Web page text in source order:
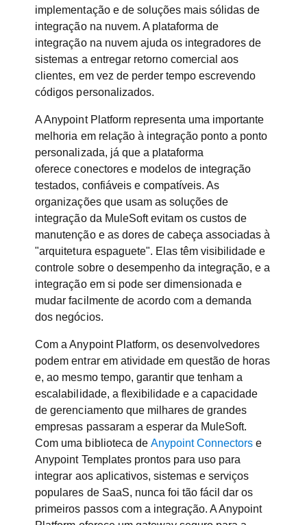
implementação e de soluções mais sólidas de
integração na nuvem. A plataforma de
integração na nuvem ajuda os integradores de
sistemas a entregar retorno comercial aos
clientes, em vez de perder tempo escrevendo
códigos personalizados.
A Anypoint Platform representa uma importante
melhoria em relação à integração ponto a ponto
personalizada, já que a plataforma
oferece conectores e modelos de integração
testados, confiáveis e compatíveis. As
organizações que usam as soluções de
integração da MuleSoft evitam os custos de
manutenção e as dores de cabeça associadas à
"arquitetura espaguete". Elas têm visibilidade e
controle sobre o desempenho da integração, e a
integração em si pode ser dimensionada e
mudar facilmente de acordo com a demanda
dos negócios.
Com a Anypoint Platform, os desenvolvedores
podem entrar em atividade em questão de horas
e, ao mesmo tempo, garantir que tenham a
escalabilidade, a flexibilidade e a capacidade
de gerenciamento que milhares de grandes
empresas passaram a esperar da MuleSoft.
Com uma biblioteca de Anypoint Connectors e
Anypoint Templates prontos para uso para
integrar aos aplicativos, sistemas e serviços
populares de SaaS, nunca foi tão fácil dar os
primeiros passos com a integração. A Anypoint